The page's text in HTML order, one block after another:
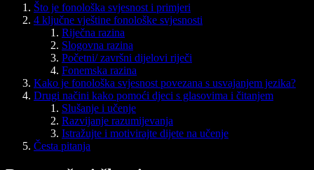
Što je fonološka svjesnost i primjeri
4 ključne vještine fonološke svjesnosti
Riječna razina
Slogovna razina
Početni/ završni dijelovi riječi
Fonemska razina
Kako je fonološka svjesnost povezana s usvajanjem jezika?
Drugi načini kako pomoći djeci s glasovima i čitanjem
Slušanje i učenje
Razvijanje razumijevanja
Istražujte i motivirajte dijete na učenje
Česta pitanja